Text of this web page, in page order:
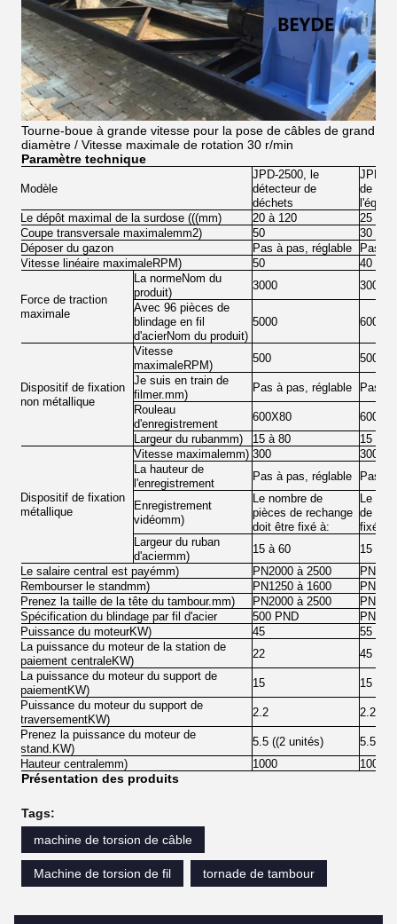
Tourne-boue à grande vitesse pour la pose de câbles de grand
diamètre / Vitesse maximale de rotation 30 r/min
Paramètre technique
Modèle
JPD-2500, le
détecteur de
déchets
JPD-
de
l'équipe
Le dépôt maximal de la surdose (((mm) 20 à 120
25 à
Coupe transversale maximalemm2) 50
30
Déposer du gazon
Pas à pas, réglable
Pas à
Vitesse linéaire maximaleRPM) 50 40
Force de traction
maximale
La normeNom du
produit)
3000
3000
Avec 96 pièces de
blindage en fil
d'acierNom du produit)
5000 6000
Dispositif de fixation
non métallique
Vitesse
maximaleRPM)
500
500
Je suis en train de
filmer.mm)
Pas à pas, réglable
Pas à
Rouleau
d'enregistrement
600X80 600X
Largeur du rubanmm) 15 à 80 15 à 80
Dispositif de fixation
métallique
Vitesse maximalemm) 300
300
La hauteur de
l'enregistrement
Pas à pas, réglable Pas à
Enregistrement
vidéomm)
Le nombre de
pièces de rechange
doit être fixé à:
Le
de
fixé à:
Largeur du ruban
d'aciermm)
15 à 60
15 à 60
Le salaire central est payémm) PN2000 à 2500
Rembourser le standmm) PN1250 à 1600
Prenez la taille de la tête du tambour.mm) PN2000 à 2500
Spécification du blindage par fil d'acier
500 PND
PND
Puissance du moteurKW) 45
55
La puissance du moteur de la station de
paiement centraleKW)
22
45
La puissance du moteur du support de
paiementKW)
15
15
Puissance du moteur du support de
traversementKW)
2.2
2.2
Prenez la puissance du moteur de
stand. KW)
5.5 ((2 unités)
5.5 ((2
Hauteur centralemm) 1000 1000
Présentation des produits
Tags:
machine de torsion de câble
Machine de torsion de fil tornade de tambour